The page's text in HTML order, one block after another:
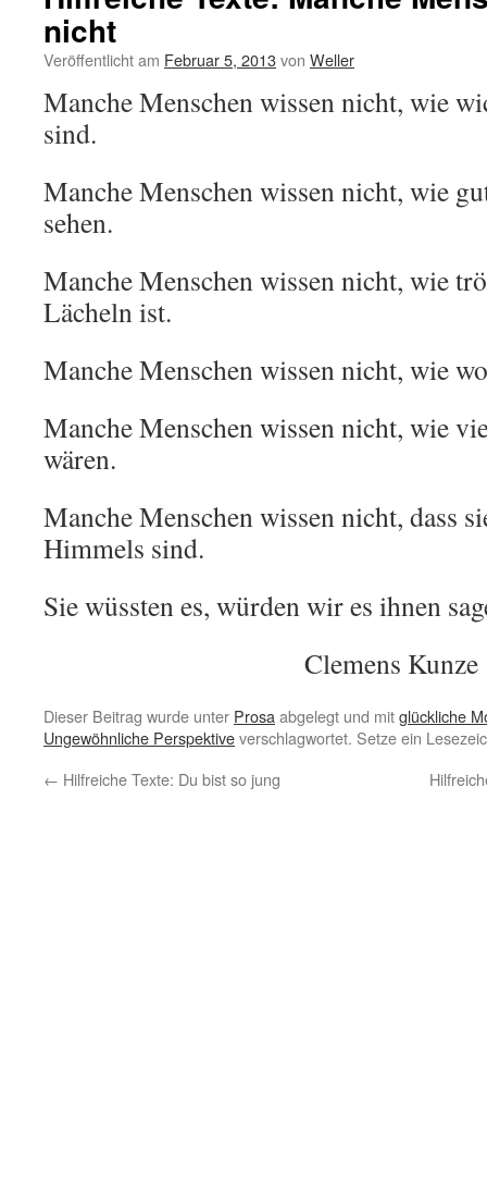
nicht
Veröffentlicht am Februar 5, 2013von Weller
Manche Menschen wissen nicht, wie
sind.
Manche Menschen wissen nicht, wie
sehen.
Manche Menschen wissen nicht, wie
Lächeln ist.
Manche Menschen wissen nicht, wie
Manche Menschen wissen nicht, wie
wären.
Manche Menschen wissen nicht, dass
Himmels sind.
Sie wüssten es, würden wir es ihnen
Clemens Kunze
Dieser Beitrag wurde unter Prosa abgelegt und mitglückliche
Ungewöhnliche Perspektiveverschlagwortet. Setze ein
← Hilfreiche Texte: Du bist so jung